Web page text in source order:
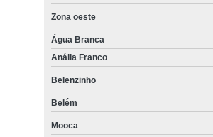
Zona oeste
Água Branca
Anália Franco
Belenzinho
Belém
Mooca